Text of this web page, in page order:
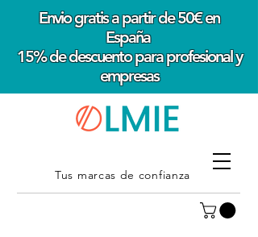
Envio gratis a partir de 50€ en
España
15% de descuento para profesional y
empresas
Tus marcas de confianza